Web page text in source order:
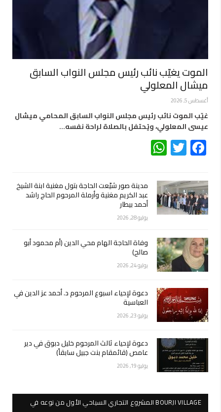
الموت يغيّب نائب رئيس مجلس النواب السابق
ميشال المعلولي
أغسطس 5, 2026
غيّب الموت نائب رئيس مجلس النواب السابق المحامي ميشال
عيسى المعلولي، ويُحتفل بالصلاة لراحة نفسه…
Facebook
Twitter
مدينة صور شيّعت الحاجة بتول مغنية ابنة الشيخ
عبد الكريم مغنية وأرملة المرحوم الحاج راشد
أحمد بيطار
يوليو 28, 2026
وفاة الحاجة الهام محي الدين (أم محمود أبو
صالح)
يوليو 24, 2026
دعوة لإحياء اسبوع المرحوم د. أحمد عز الدين في
العباسية
يوليو 23, 2026
دعوة لإحياء ثالث المرحوم خليل دبوق في دير
عامص (قائمقام بنت جبيل سابقاً)
يوليو 19, 2026
BOURJI VILLAGE المشروع التجاري السياحي الأول من نوعه في